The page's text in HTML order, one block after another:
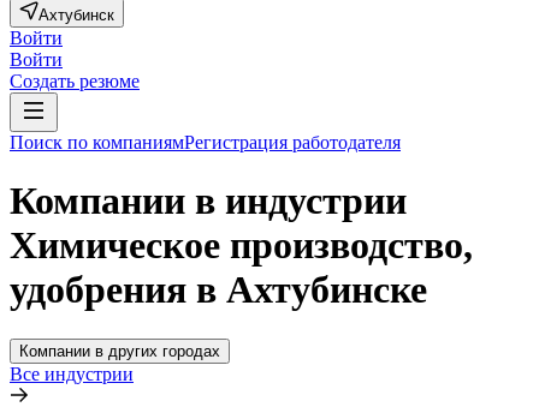
Ахтубинск
Войти
Войти
Создать резюме
Поиск по компаниямРегистрация работодателя
Компании в индустрии
Химическое производство,
удобрения в Ахтубинске
Компании в других городах
Все индустрии